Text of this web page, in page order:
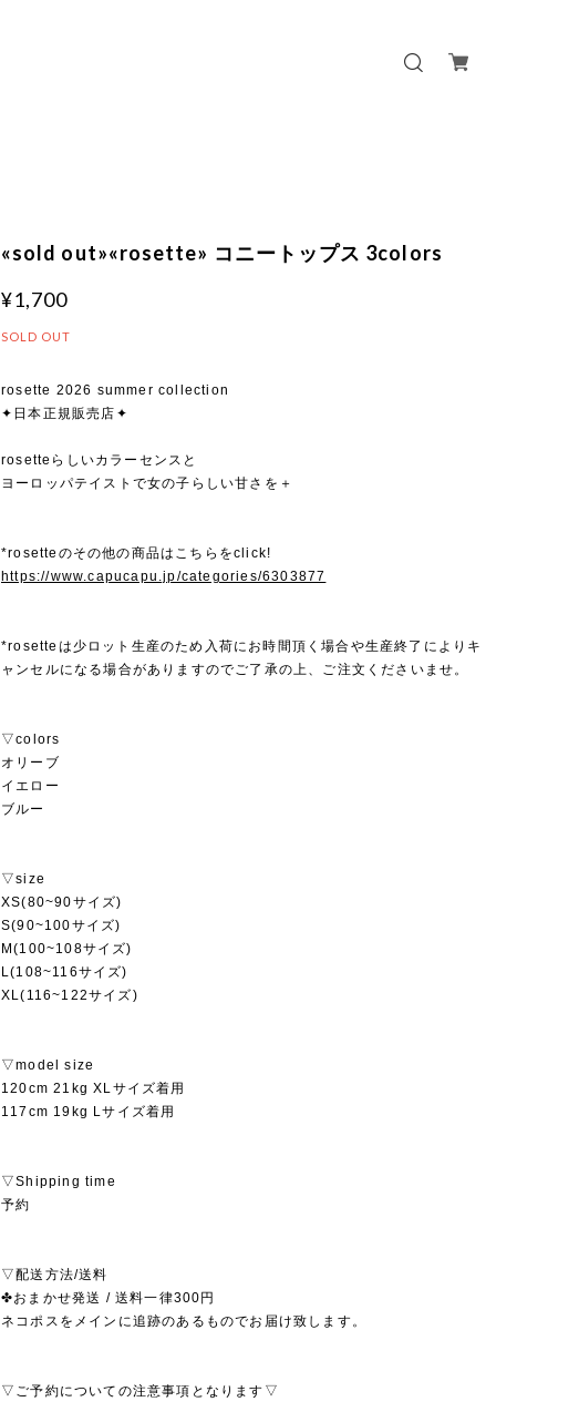
«sold out»«rosette» コニートップス 3colors
¥1,700
SOLD OUT
rosette 2026 summer collection
✦日本正規販売店✦
rosetteらしいカラーセンスと
ヨーロッパテイストで女の子らしい甘さを＋
*rosetteのその他の商品はこちらをclick!
https://www.capucapu.jp/categories/6303877
*rosetteは少ロット生産のため入荷にお時間頂く場合や生産終了によりキ
ャンセルになる場合がありますのでご了承の上、ご注文くださいませ。
▽colors
オリーブ
イエロー
ブルー
▽size
XS(80~90サイズ)
S(90~100サイズ)
M(100~108サイズ)
L(108~116サイズ)
XL(116~122サイズ)
▽model size
120cm 21kg XLサイズ着用
117cm 19kg Lサイズ着用
▽Shipping time
予約
▽配送方法/送料
✤おまかせ発送 / 送料一律300円
ネコポスをメインに追跡のあるものでお届け致します。
▽ご予約についての注意事項となります▽